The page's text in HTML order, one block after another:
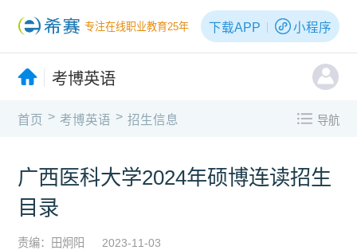
专注在线职业教育25年 下载APP 小程序
考博英语
首页 > 考博英语 > 招生信息 导航
广西医科大学2024年硕博连读招生
目录
责编：田炯阳 2023-11-03